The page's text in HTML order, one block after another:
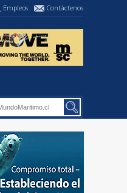
Empleos Contáctenos